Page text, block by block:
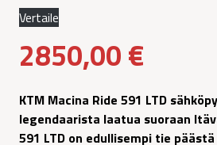
591
LTD
sähköpyörä
musta
Vertaile
2850,00€
KTM Macina Ride 591 LTD
legendaarista laatua suoraan
591 LTD on edullisempi tie